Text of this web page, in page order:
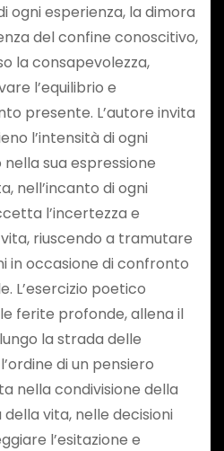
ogni esperienza, la dimora
del confine conoscitivo,
la consapevolezza,
l’equilibrio e
presente. L’autore invita
l’intensità di ogni
sua espressione
nell’incanto di ogni
l’incertezza e
riuscendo a tramutare
in occasione di confronto
L’esercizio poetico
ferite profonde, allena il
la strada delle
di un pensiero
nella condivisione della
vita, nelle decisioni
l’esitazione e